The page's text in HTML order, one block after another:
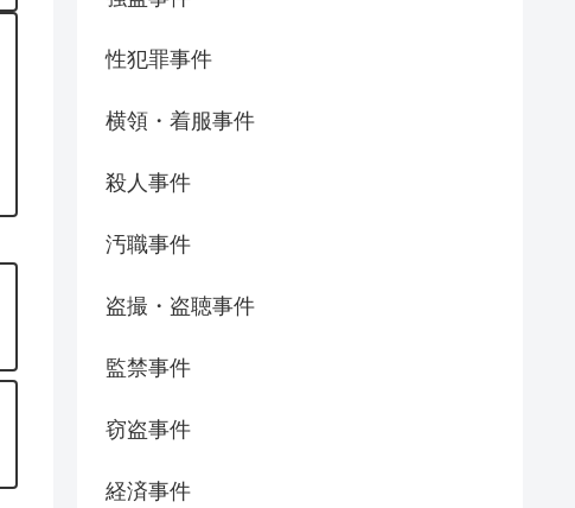
性犯罪事件
横領・着服事件
殺人事件
汚職事件
盗撮・盗聴事件
監禁事件
窃盗事件
経済事件